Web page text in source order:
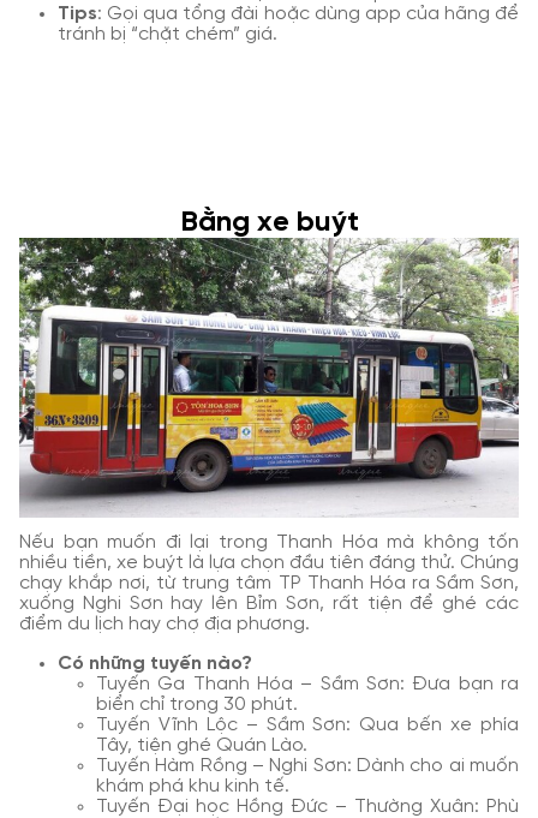
Tips: Gọi qua tổng đài hoặc dùng app của hãng để
tránh bị “chặt chém” giá.
Bằng xe buýt
Nếu bạn muốn đi lại trong Thanh Hóa mà không tốn
nhiều tiền, xe buýt là lựa chọn đầu tiên đáng thử. Chúng
chạy khắp nơi, từ trung tâm TP Thanh Hóa ra Sầm Sơn,
xuống Nghi Sơn hay lên Bỉm Sơn, rất tiện để ghé các
điểm du lịch hay chợ địa phương.
Có những tuyến nào?
Tuyến Ga Thanh Hóa – Sầm Sơn: Đưa bạn ra
biển chỉ trong 30 phút.
Tuyến Vĩnh Lộc – Sầm Sơn: Qua bến xe phía
Tây, tiện ghé Quán Lào.
Tuyến Hàm Rồng – Nghi Sơn: Dành cho ai muốn
khám phá khu kinh tế.
Tuyến Đại học Hồng Đức – Thường Xuân: Phù